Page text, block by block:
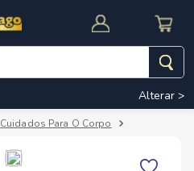
Alterar >
Cuidados Para O Corpo